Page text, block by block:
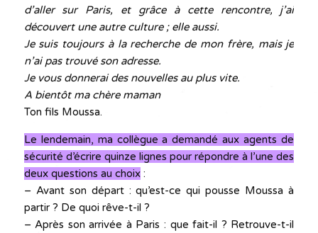
d’aller sur Paris, et grâce à cette rencontre, j’ai
découvert une autre culture ; elle aussi.
Je suis toujours à la recherche de mon frère, mais je
n’ai pas trouvé son adresse.
Je vous donnerai des nouvelles au plus vite.
A bientôt ma chère maman
Ton fils Moussa.
Le lendemain, ma collègue a demandé aux agents de
sécurité d’écrire quinze lignes pour répondre à l’une des
deux questions au choix:
– Avant son départ : qu’est-ce qui pousse Moussa à
partir ? De quoi rêve-t-il ?
– Après son arrivée à Paris : que fait-il ? Retrouve-t-il